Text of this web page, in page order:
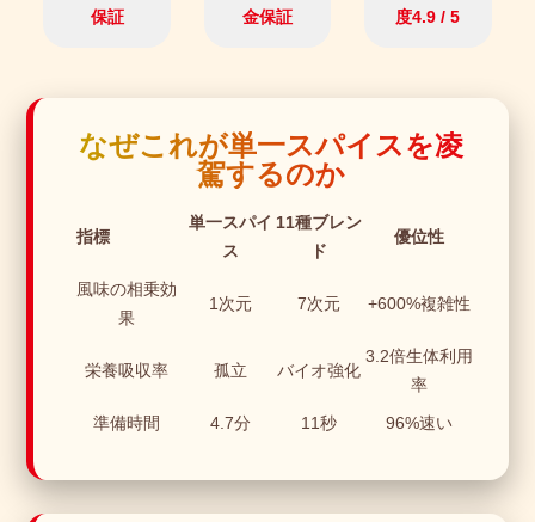
保証
金保証
度4.9 / 5
なぜこれが単一スパイスを凌
駕するのか
指標
単一スパイ
ス
11種ブレン
ド
優位性
風味の相乗効
果
1次元 7次元 +600%複雑性
栄養吸収率 孤立 バイオ強化
3.2倍生体利用
率
準備時間
4.7分 11秒 96%速い